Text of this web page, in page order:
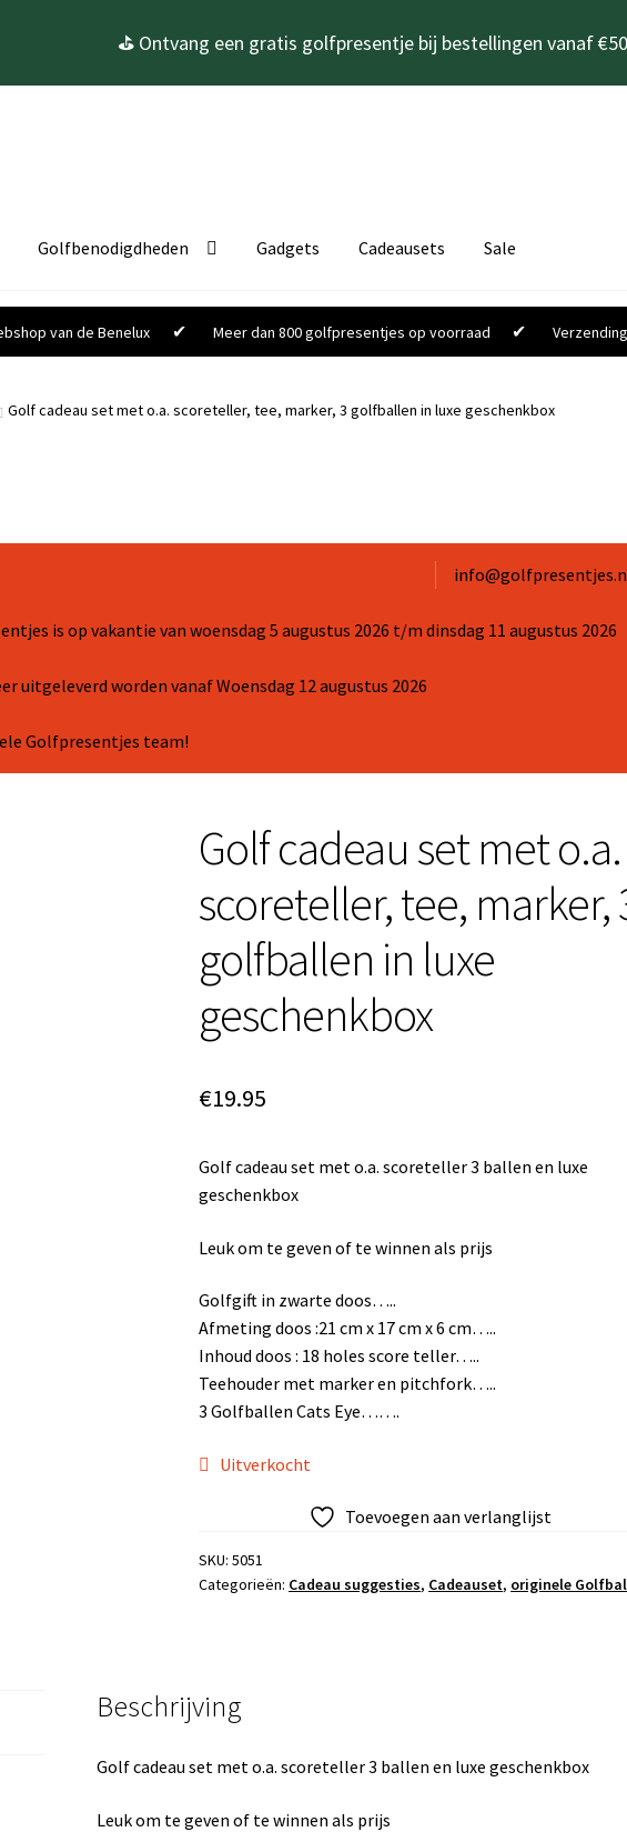
⛳ Ontvang een gratis golfpresentje bij bestellingen vanaf
Golfbenodigdheden Gadgets Cadeausets Sale
van de Benelux ✔ Meer dan 800 golfpresentjes op voorraad ✔
Golf cadeau set met o.a. scoreteller, tee, marker, 3 golfballen in luxe geschenkbox
is op vakantie van woensdag 5 augustus 2026 t/m dinsdag 11 augustus 2026
uitgeleverd worden vanaf Woensdag 12 augustus 2026
Golfpresentjes team!
Golf cadeau set met o.a.
scoreteller, tee, marker,
golfballen in luxe
geschenkbox
€19.95
Golf cadeau set met o.a. scoreteller 3 ballen en luxe
geschenkbox
Leuk om te geven of te winnen als prijs
Golfgift in zwarte doos…..
Afmeting doos :21 cm x 17 cm x 6 cm…..
Inhoud doos : 18 holes score teller…..
Teehouder met marker en pitchfork…..
3 Golfballen Cats Eye…….
Uitverkocht
Toevoegen aan verlanglijst
SKU:5051
Categorieën: Cadeau suggesties, Cadeauset, originele
Beschrijving
Golf cadeau set met o.a. scoreteller 3 ballen en luxe geschenkbox
Leuk om te geven of te winnen als prijs